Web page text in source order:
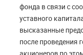
фонда в связи с
уставного
высказанные
после проведения
акционеров по